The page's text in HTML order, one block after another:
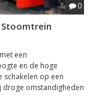
0
een
en de hoge
op een
omstandigheden